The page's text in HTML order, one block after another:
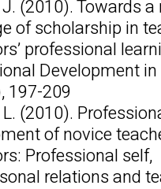
(2010). Towards a
of scholarship in
professional
Development
197-209.
(2010).
of novice
Professional self,
relations and